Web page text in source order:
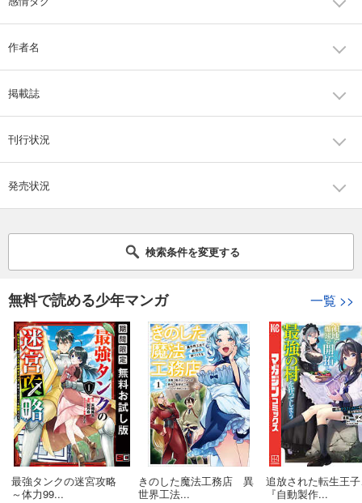
作者名
掲載誌
刊行状況
発売状況
検索条件を変更する
無料で読める少年マンガ 一覧 >>
最強タンクの迷宮攻略
～体力99...
きのした魔法工務店 異
世界工法...
追放された転生王
『自動製作...